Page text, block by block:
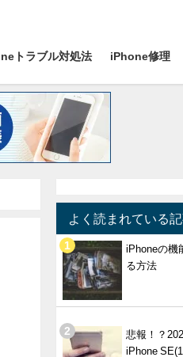
トラブル対処法 iPhone修理
よく読まれている
iPhoneの機
る方法
悲報！？
iPhone